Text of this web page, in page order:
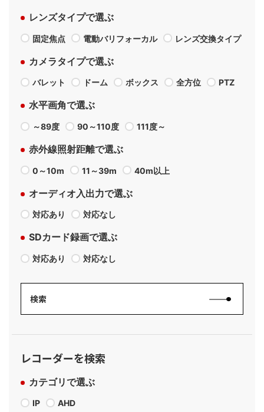
レンズタイプで選ぶ
固定焦点 電動バリフォーカル レンズ交換タイプ
カメラタイプで選ぶ
バレット ドーム ボックス 全方位 PTZ
水平画角で選ぶ
～89度 90～110度 111度～
赤外線照射距離で選ぶ
0～10m 11～39m 40m以上
オーディオ入出力で選ぶ
対応あり 対応なし
SDカード録画で選ぶ
対応あり 対応なし
レコーダーを検索
カテゴリで選ぶ
IP AHD